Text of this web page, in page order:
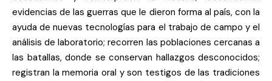
evidencias de las guerras que le dieron forma al país, con la
ayuda de nuevas tecnologías para el trabajo de campo y el
análisis de laboratorio; recorren las poblaciones cercanas a
las batallas, donde se conservan hallazgos desconocidos;
registran la memoria oral y son testigos de las tradiciones